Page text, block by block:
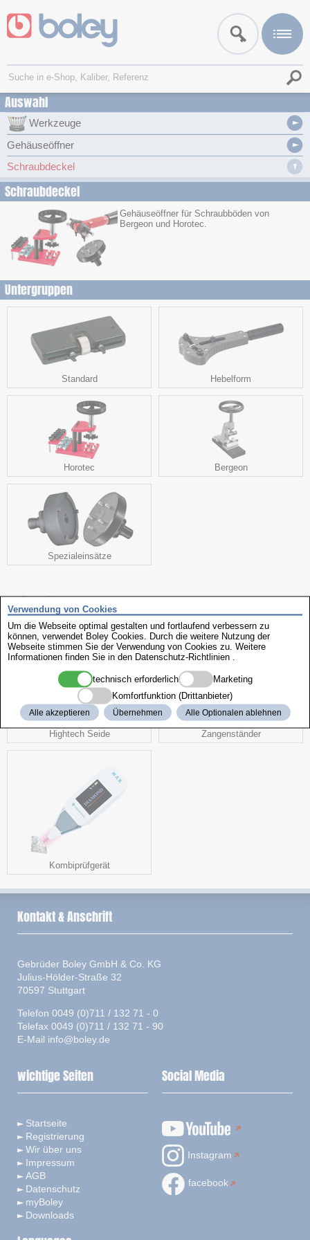
Auswahl
Werkzeuge
Gehäuseöffner
Schraubdeckel
Schraubdeckel
Gehäuseöffner für Schraubböden von
Bergeon und Horotec.
Untergruppen
Standard Hebelform
Horotec Bergeon
Spezialeinsätze
weitere interessante Produkte
Hightech Seide Zangenständer
Kombiprüfgerät
Verwendung von Cookies
Um die Webseite optimal gestalten und fortlaufend verbessern zu
können, verwendet Boley Cookies. Durch die weitere Nutzung der
Webseite stimmen Sie der Verwendung von Cookies zu. Weitere
Informationen finden Sie in den Datenschutz-Richtlinien
technisch erforderlich
Marketing
Komfortfunktion (Drittanbieter)
Alle akzeptieren Übernehmen Alle Optionalen ablehnen
Kontakt & Anschrift
Gebrüder Boley GmbH & Co. KG
Julius-Hölder-Straße 32
70597 Stuttgart
Telefon 0049 (0)711 / 132 71 - 0
Telefax 0049 (0)711 / 132 71 - 90
E-Mail info@boley.de
wichtige Seiten
Startseite
Registrierung
Wir über uns
Impressum
AGB
Datenschutz
myBoley
Downloads
Social Media
Instagram
facebook